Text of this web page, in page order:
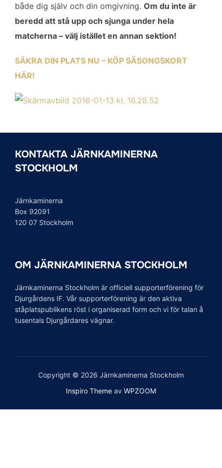
både dig själv och din omgivning. Om du inte är
beredd att stå upp och sjunga under hela
matcherna – välj istället en annan sektion!
SÄKRA DIN PLATS NU – KÖP SÄSONGSKORT
HÄR!
KONTAKTA JÄRNKAMINERNA
STOCKHOLM
Järnkaminerna
Box 92091
120 07 Stockholm
OM JÄRNKAMINERNA STOCKHOLM
Järnkaminerna Stockholm är officiell supporterförening för
Djurgårdens IF. Vår supporterförening är den aktiva
ståplatspublikens röst i organiserad form och vi för talan å
tusentals Djurgårdares vägnar.
Copyright © 2026 Järnkaminerna Stockholm
Inspiro Theme av WPZOOM